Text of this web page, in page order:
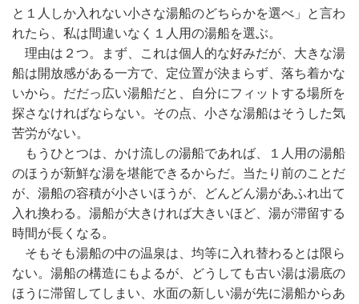
と１人しか入れない小さな湯船のどちらかを選べ」と言わ
れたら、私は間違いなく１人用の湯船を選ぶ。
理由は２つ。まず、これは個人的な好みだが、大きな湯
船は開放感がある一方で、定位置が決まらず、落ち着かな
いから。だだっ広い湯船だと、自分にフィットする場所を
探さなければならない。その点、小さな湯船はそうした気
苦労がない。
もうひとつは、かけ流しの湯船であれば、１人用の湯船
のほうが新鮮な湯を堪能できるからだ。当たり前のことだ
が、湯船の容積が小さいほうが、どんどん湯があふれ出て
入れ換わる。湯船が大きければ大きいほど、湯が滞留する
時間が長くなる。
そもそも湯船の中の温泉は、均等に入れ替わるとは限ら
ない。湯船の構造にもよるが、どうしても古い湯は湯底の
ほうに滞留してしまい、水面の新しい湯が先に湯船からあ